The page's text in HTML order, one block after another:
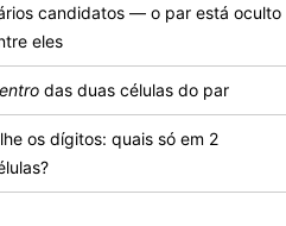
candidatos — o par está oculto
eles
das duas células do par
os dígitos: quais só em 2